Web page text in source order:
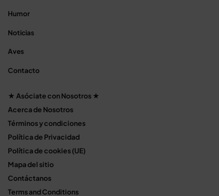
Humor
Noticias
Aves
Contacto
★ Asóciate con Nosotros ★
Acerca de Nosotros
Términos y condiciones
Política de Privacidad
Política de cookies (UE)
Mapa del sitio
Contáctanos
Terms and Conditions